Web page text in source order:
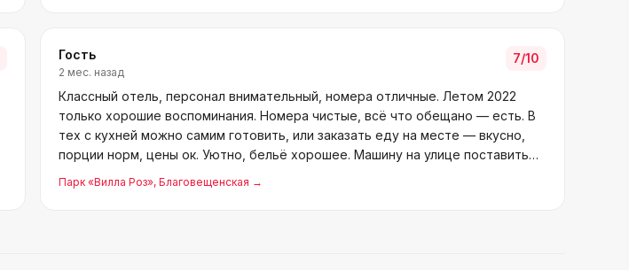
Гость
2 мес. назад
7/10
Классный отель, персонал внимательный, номера отличные. Летом 2022
только хорошие воспоминания. Номера чистые, всё что обещано — есть. В
тех с кухней можно самим готовить, или заказать еду на месте — вкусно,
порции норм, цены ок. Уютно, бельё хорошее. Машину на улице поставить
Парк «Вилла Роз», Благовещенская →